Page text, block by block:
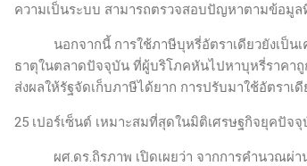
ความเป็นระบบ สามารถตรวจสอบปัญหาตามข้อมูล
นอกจากนี้ การใช้ภาษีบุหรี่อัตราเดียวยังเป็นเค
ธาตุในตลาดปัจจุบัน ที่ผู้บริโภคหันไปหาบุหรี่ราคาถู
ส่งผลให้รัฐจัดเก็บภาษีได้ยาก การปรับมาใช้อัตรา
25 เปอร์เซ็นต์ เหมาะสมที่สุดในมิติเศรษฐกิจยุคปัจ
ผศ.ดร.ถิรภาพ เปิดเผยว่า จากการคำนวณผ่าน